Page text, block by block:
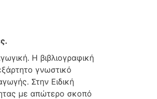
Η βιβλιογραφική
γνωστικό
Στην Ειδική
με απώτερο σκοπό